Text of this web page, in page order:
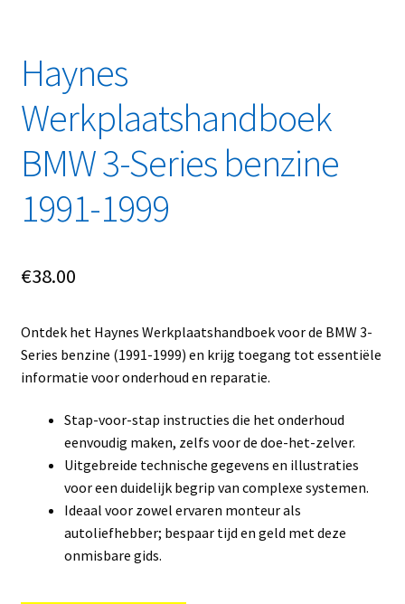
Haynes
Werkplaatshandboek
BMW 3-Series benzine
1991-1999
€38.00
Ontdek het Haynes Werkplaatshandboek voor de BMW 3-
Series benzine (1991-1999) en krijg toegang tot essentiële
informatie voor onderhoud en reparatie.
Stap-voor-stap instructies die het onderhoud
eenvoudig maken, zelfs voor de doe-het-zelver.
Uitgebreide technische gegevens en illustraties
voor een duidelijk begrip van complexe systemen.
Ideaal voor zowel ervaren monteur als
autoliefhebber; bespaar tijd en geld met deze
onmisbare gids.